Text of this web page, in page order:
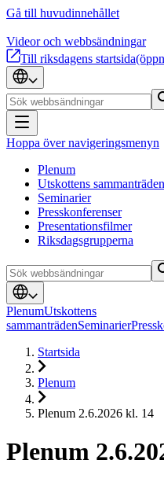
Gå till huvudinnehållet
Videor och webbsändningar
Till riksdagens startsida
Hoppa över navigeringsmenyn
Plenum
Utskottens sammanträden
Seminarier
Presskonferenser
Presentationsfilmer
Riksdagsgrupperna
PlenumUtskottens
sammanträdenSeminarier
Startsida
Plenum
Plenum 2.6.2026 kl. 14
Plenum